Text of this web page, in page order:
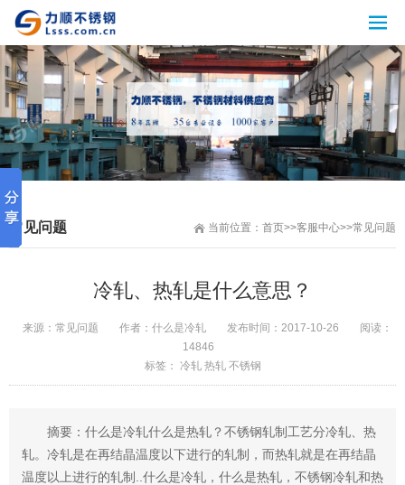
当前位置： 首页>>客服中心>>常见问题
常见问题
冷轧、热轧是什么意思？
来源： 常见问题 作者： 什么是冷轧 发布时间： 2017-10-26
阅读：
14846
标签： 冷轧 热轧 不锈钢
摘要：什么是冷轧什么是热轧？不锈钢轧制工艺分冷轧、热
轧。冷轧是在再结晶温度以下进行的轧制，而热轧就是在再结晶
温度以上进行的轧制..什么是冷轧，什么是热轧，不锈钢冷轧和热